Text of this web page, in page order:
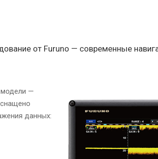
от Furuno — современные
—
данных: